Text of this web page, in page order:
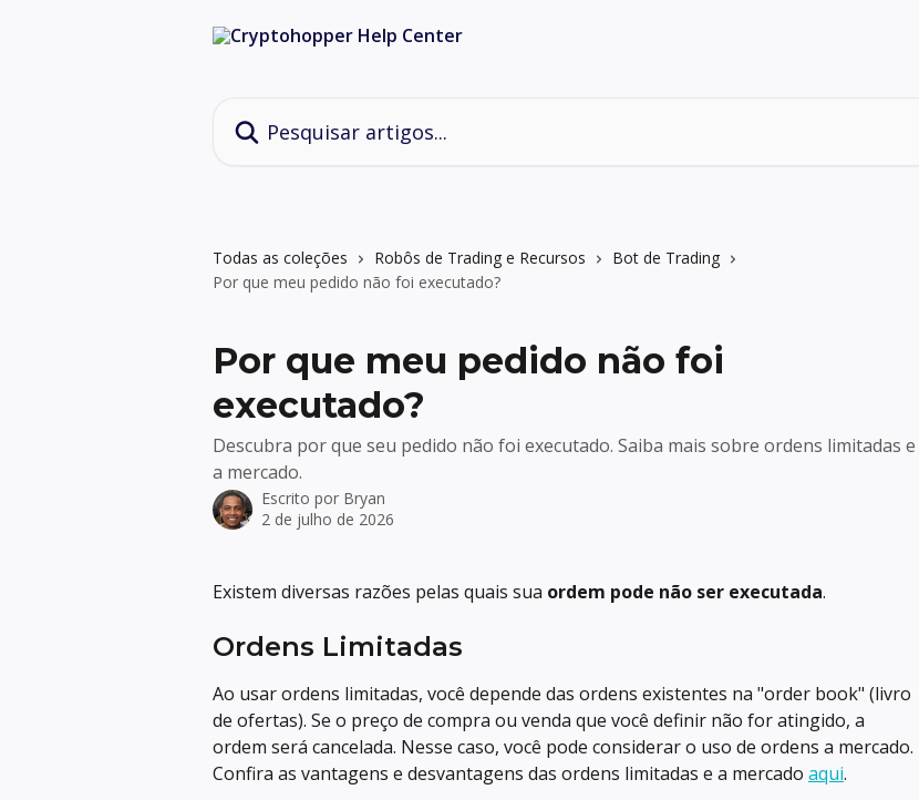
Todas as coleções Robôs de Trading e Recursos
Bot de Trading
Por que meu pedido não foi executado?
Por que meu pedido não foi
executado?
Descubra por que seu pedido não foi executado. Saiba mais sobre ordens limitadas e
a mercado.
Escrito por Bryan
2 de julho de 2026
Existem diversas razões pelas quais sua ordem pode não ser executada.
Ordens Limitadas
Ao usar ordens limitadas, você depende das ordens existentes na "order book" (livro
de ofertas). Se o preço de compra ou venda que você definir não for atingido, a
ordem será cancelada. Nesse caso, você pode considerar o uso de ordens a mercado.
Confira as vantagens e desvantagens das ordens limitadas e a mercado aqui.